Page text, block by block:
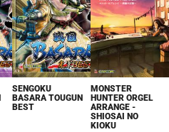
SENGOKU
BASARA TOUGUN
BEST
MONSTER
HUNTER ORGEL
ARRANGE -
SHIOSAI NO
KIOKU